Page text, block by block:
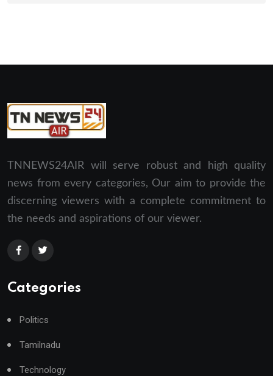
TNNEWS24AIR will serve robust and high quality
news from every categories, Our aim to provide the
discerning viewers with a complete commitment to
the needs and aspirations of our viewer.
Categories
Politics
Tamilnadu
Technology